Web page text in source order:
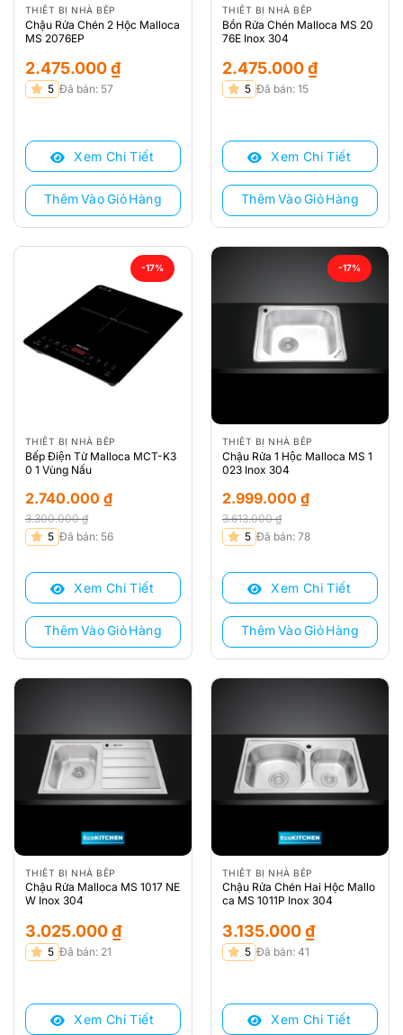
THIẾT BỊ NHÀ BẾP
Chậu Rửa Chén 2 Hộc Malloca
MS 2076EP
2.475.000₫
5 Đã bán: 57
Xem Chi Tiết
Thêm Vào Giỏ Hàng
THIẾT BỊ NHÀ BẾP
Bồn Rửa Chén Malloca MS 20
76E Inox 304
2.475.000₫
5 Đã bán: 15
Xem Chi Tiết
Thêm Vào Giỏ Hàng
-17%
THIẾT BỊ NHÀ BẾP
Bếp Điện Từ Malloca MCT-K3
0 1 Vùng Nấu
3.300.000₫
Giá
là:
3.300.000 ₫.
2.740.000 ₫
Giá
tại
2.740.000 ₫.
5 Đã bán: 56
Xem Chi Tiết
Thêm Vào Giỏ Hàng
-17%
THIẾT BỊ NHÀ BẾP
Chậu Rửa 1 Hộc Malloca MS 1
023 Inox 304
3.613.000₫
Giá
là:
3.613.000 ₫.
2.999.000 ₫
Giá
tại
2.999.000 ₫.
5 Đã bán: 78
Xem Chi Tiết
Thêm Vào Giỏ Hàng
THIẾT BỊ NHÀ BẾP
Chậu Rửa Malloca MS 1017 NE
W Inox 304
3.025.000₫
5 Đã bán: 21
Xem Chi Tiết
THIẾT BỊ NHÀ BẾP
Chậu Rửa Chén Hai Hộc Mallo
ca MS 1011P Inox 304
3.135.000₫
5 Đã bán: 41
Xem Chi Tiết